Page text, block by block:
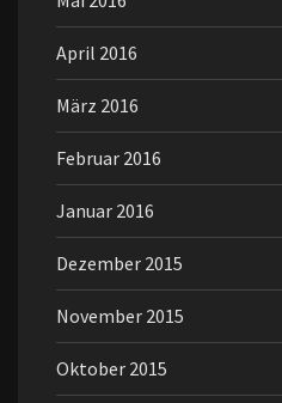
April 2016
März 2016
Februar 2016
Januar 2016
Dezember 2015
November 2015
Oktober 2015